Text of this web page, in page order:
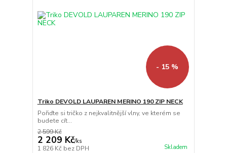
- 15 %
Triko DEVOLD LAUPAREN MERINO 190 ZIP NECK
Pořiďte si tričko z nejkvalitnější vlny, ve kterém se
budete cít...
2 599 Kč
2 209 Kč/ks
1 826 Kč bez DPH Skladem